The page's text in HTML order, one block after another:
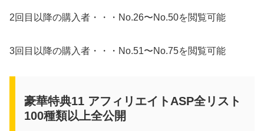
2回目以降の購入者・・・No.26〜No.50を閲覧可能
3回目以降の購入者・・・No.51〜No.75を閲覧可能
豪華特典11 アフィリエイトASP全リスト
100種類以上全公開